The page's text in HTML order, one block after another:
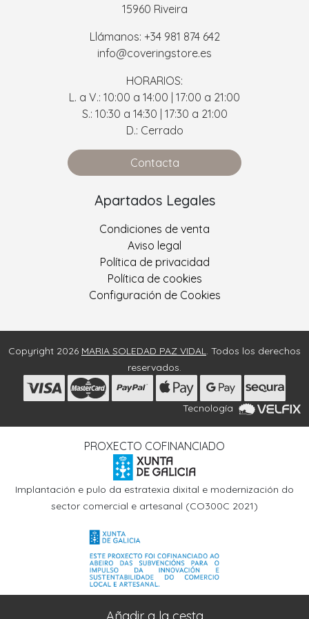
15960 Riveira
Llámanos: +34 981 874 642
info@coveringstore.es
HORARIOS:
L. a V.: 10:00 a 14:00 | 17:00 a 21:00
S.: 10:30 a 14:30 | 17:30 a 21:00
D.: Cerrado
Contacta
Apartados Legales
Condiciones de venta
Aviso legal
Política de privacidad
Política de cookies
Configuración de Cookies
Copyright 2026 MARIA SOLEDAD PAZ VIDAL
. Todos los derechos
reservados.
Tecnología
PROXECTO COFINANCIADO
Implantación e pulo da estratexia dixital e modernización do
sector comercial e artesanal (CO300C 2021)